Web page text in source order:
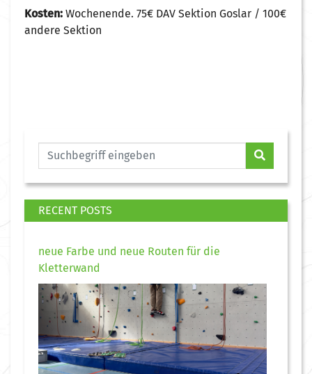
Kosten: Wochenende. 75€ DAV Sektion Goslar / 100€
andere Sektion
RECENT POSTS
neue Farbe und neue Routen für die
Kletterwand